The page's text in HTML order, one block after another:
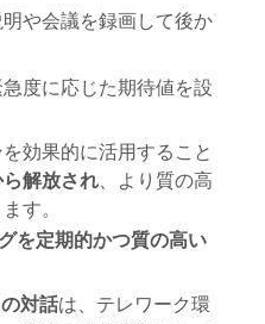
明や会議を録画して後か
急度に応じた期待値を設
効果的に活用すること
解放され 、より質の高
す。
を定期的かつ質の高い
対話は、テレワーク環